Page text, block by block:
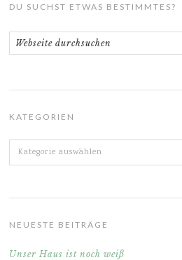
DU SUCHST ETWAS BESTIMMTES?
KATEGORIEN
Kategorien
NEUESTE BEITRÄGE
Unser Haus ist noch weiß